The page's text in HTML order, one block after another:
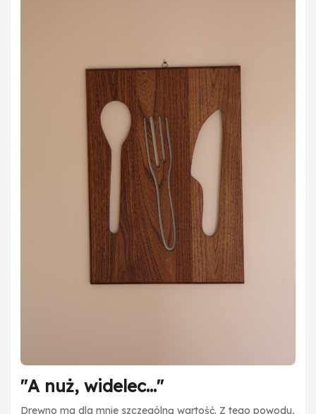
"A nuż, widelec..."
Drewno ma dla mnie szczególną wartość. Z tego powodu,